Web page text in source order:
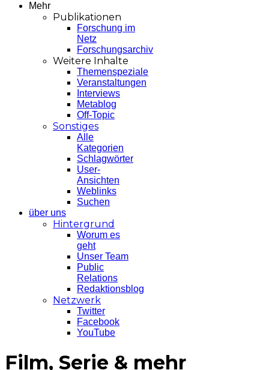
Mehr
Publikationen
Forschung im
Netz
Forschungsarchiv
Weitere Inhalte
Themenspeziale
Veranstaltungen
Interviews
Metablog
Off-Topic
Sonstiges
Alle
Kategorien
Schlagwörter
User-
Ansichten
Weblinks
Suchen
über uns
Hintergrund
Worum es
geht
Unser Team
Public
Relations
Redaktionsblog
Netzwerk
Twitter
Facebook
YouTube
Film, Serie & mehr